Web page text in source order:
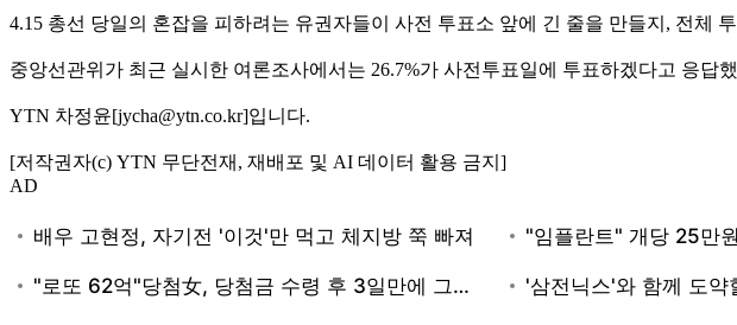
4.15 총선 당일의 혼잡을 피하려는 유권자들이 사전 투표소 앞에 긴 줄을 만들지, 전체
중앙선관위가 최근 실시한 여론조사에서는 26.7%가 사전투표일에 투표하겠다고 응답
YTN 차정윤[jycha@ytn.co.kr]입니다.
[저작권자(c) YTN 무단전재, 재배포 및 AI 데이터 활용 금지]
AD